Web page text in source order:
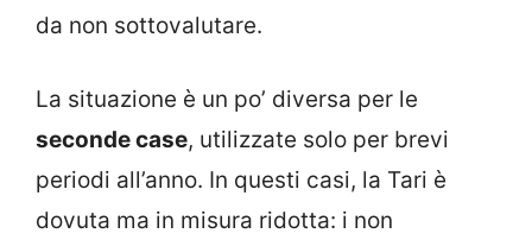
da non sottovalutare.
La situazione è un po’ diversa per le
seconde case, utilizzate solo per brevi
periodi all’anno. In questi casi, la Tari è
dovuta ma in misura ridotta: i non